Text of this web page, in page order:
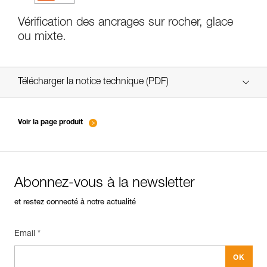
Vérification des ancrages sur rocher, glace
ou mixte.
Télécharger la notice technique (PDF)
Voir la page produit
Abonnez-vous à la newsletter
et restez connecté à notre actualité
Email *